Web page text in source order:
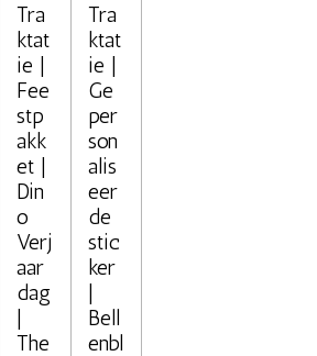
Tra
ktat
ie |
Fee
stp
akk
et |
Din
o
Verj
aar
dag
|
The
Tra
ktat
ie |
Ge
per
son
alis
eer
de
stic
ker
|
Bell
enbl